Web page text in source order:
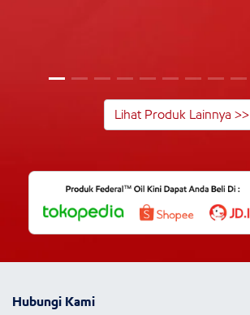
Lihat Produk Lainnya >>
Hubungi Kami